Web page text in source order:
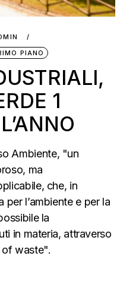
PIANO
1
Ambiente, "un
ma
che, in
l’ambiente e per la
la
in materia, attraverso
waste".